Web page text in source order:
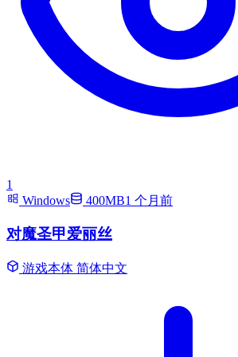
1
Windows
400MB1 个月前
对魔圣甲爱丽丝
游戏本体 简体中文